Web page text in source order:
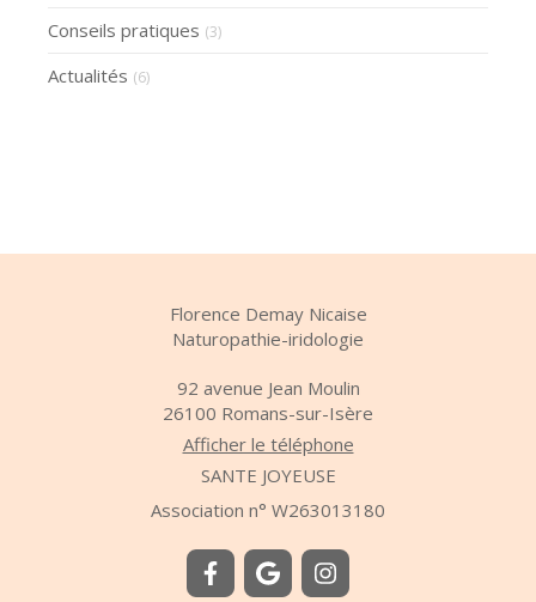
Conseils pratiques (3)
Actualités (6)
Florence Demay Nicaise
Naturopathie-iridologie
92 avenue Jean Moulin
26100 Romans-sur-Isère
Afficher le téléphone
SANTE JOYEUSE
Association n° W263013180